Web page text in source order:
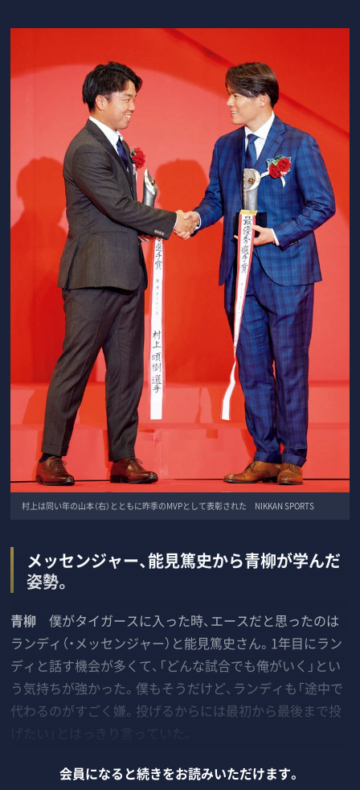
村上は同い年の山本（右）とともに昨季のMVPとして表彰された NIKKAN SPORTS
メッセンジャー、能見篤史から青柳が学んだ
姿勢。
青柳 僕がタイガースに入った時、エースだと思ったのは
ランディ（・メッセンジャー）と能見篤史さん。1年目にラン
ディと話す機会が多くて、「どんな試合でも俺がいく」とい
う気持ちが強かった。僕もそうだけど、ランディも「途中で
代わるのがすごく嫌。投げるからには最初から最後まで投
会員になると続きをお読みいただけます。